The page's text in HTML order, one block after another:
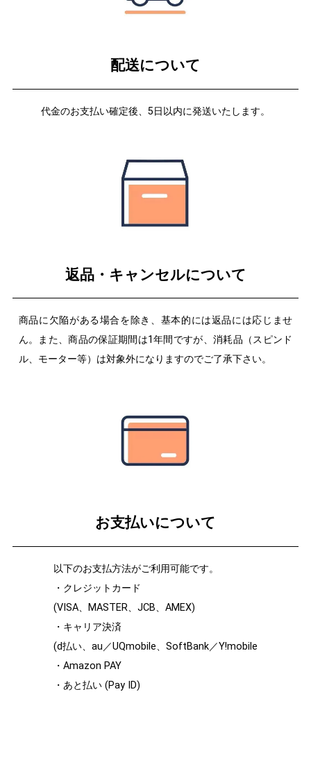
配送について
代金のお支払い確定後、5日以内に発送いたします。
返品・キャンセルについて
商品に欠陥がある場合を除き、基本的には返品には応じませ
ん。また、商品の保証期間は1年間ですが、消耗品（スピンド
ル、モーター等）は対象外になりますのでご了承下さい。
お支払いについて
以下のお支払方法がご利用可能です。
・クレジットカード
(VISA、MASTER、JCB、AMEX)
・キャリア決済
(d払い、au／UQmobile、SoftBank／Y!mobile
・Amazon PAY
・あと払い (Pay ID)